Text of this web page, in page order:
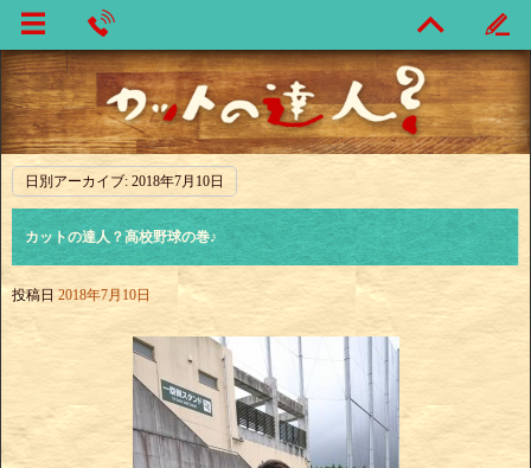
日別アーカイブ: 2018年7月10日
カットの達人？高校野球の巻♪
投稿日 2018年7月10日